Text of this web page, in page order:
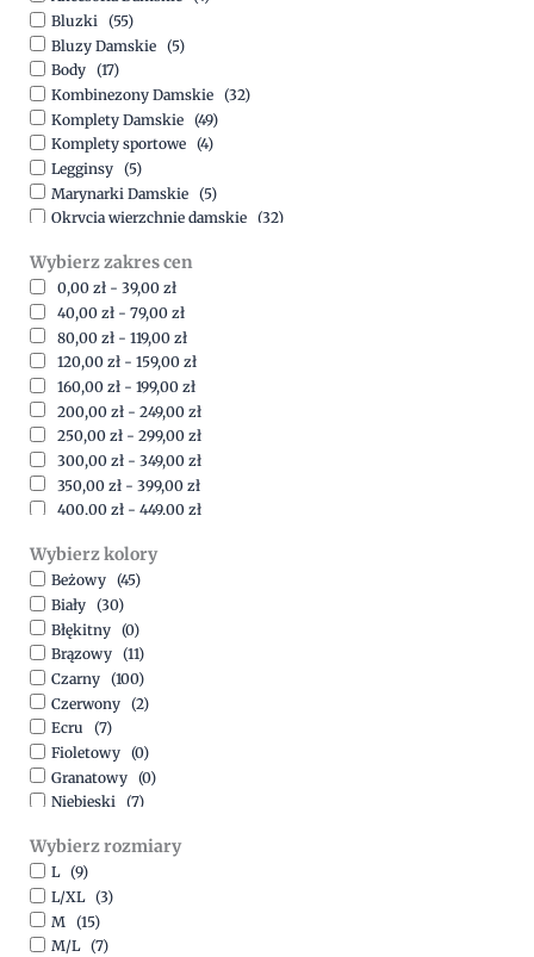
Bluzki (55)
Bluzy Damskie (5)
Body (17)
Kombinezony Damskie (32)
Komplety Damskie (49)
Komplety sportowe (4)
Legginsy (5)
Marynarki Damskie (5)
Okrycia wierzchnie damskie (32)
Spodnie (15)
Sukienki (41)
Swetry Damskie (19)
Szorty (7)
Wybierz zakres cen
0,00 zł - 39,00 zł
40,00 zł - 79,00 zł
80,00 zł - 119,00 zł
120,00 zł - 159,00 zł
160,00 zł - 199,00 zł
200,00 zł - 249,00 zł
250,00 zł - 299,00 zł
300,00 zł - 349,00 zł
350,00 zł - 399,00 zł
400,00 zł - 449,00 zł
500,00zł-1500,00
Wybierz kolory
Beżowy (45)
Biały (30)
Błękitny (0)
Brązowy (11)
Czarny (100)
Czerwony (2)
Ecru
(7)
Fioletowy (0)
Granatowy (0)
Niebieski (7)
Pomarańczowy
(2)
Różowy
Srebrny
Szary
Turkusowy
Wybierz rozmiary
L (9)
L/XL (3)
M (15)
M/L (7)